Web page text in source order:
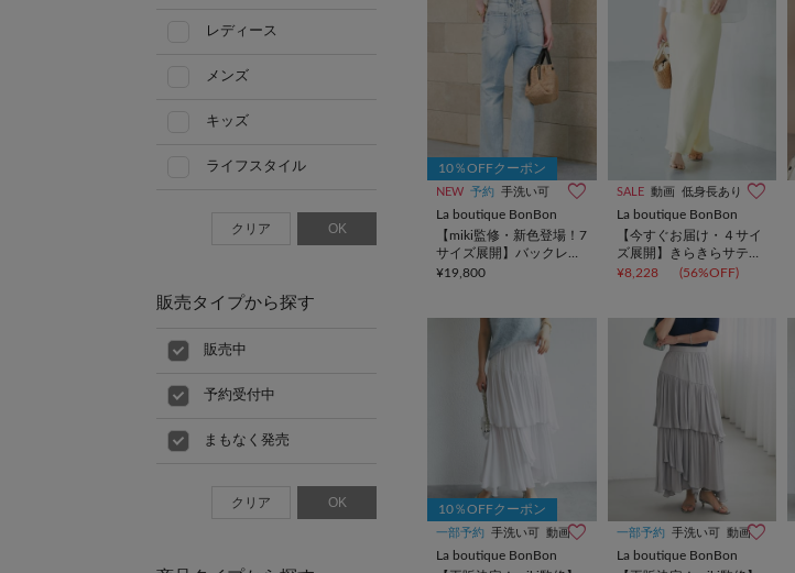
10％OFFクーポン
NEW 予約 手洗い可
La boutique BonBon
【miki監修・新色登場！7
サイズ展開】バックレー
スアップデニムフレアパ
¥19,800
SALE 動画 低身長あり
La boutique BonBon
【今すぐお届け・４サイ
ズ展開】きらきらサテン
ロングナロースカート
¥8,228 (56%OFF)
10％OFFクーポン
一部予約 手洗い可 動画
La boutique BonBon
一部予約 手洗い可 動画
La boutique BonBon
レディース
メンズ
キッズ
ライフスタイル
クリア OK
販売タイプから探す
販売中
予約受付中
まもなく発売
クリア OK